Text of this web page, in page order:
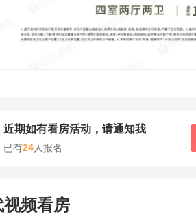
近期如有看房活动，请通知我
已有24人报名
频看房